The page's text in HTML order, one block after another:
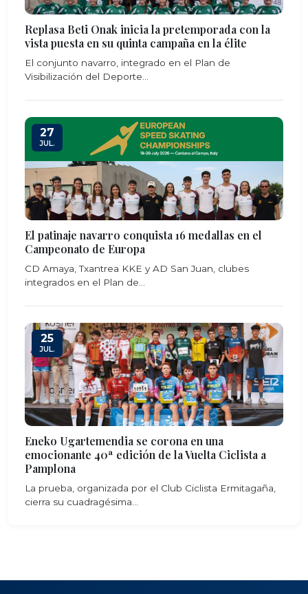
Replasa Beti Onak inicia la pretemporada con la
vista puesta en su quinta campaña en la élite
El conjunto navarro, integrado en el Plan de
Visibilización del Deporte...
27
JUL.
El patinaje navarro conquista 16 medallas en el
Campeonato de Europa
CD Amaya, Txantrea KKE y AD San Juan, clubes
integrados en el Plan de...
25
JUL.
Eneko Ugartemendia se corona en una
emocionante 40ª edición de la Vuelta Ciclista a
Pamplona
La prueba, organizada por el Club Ciclista Ermitagaña,
cierra su cuadragésima...